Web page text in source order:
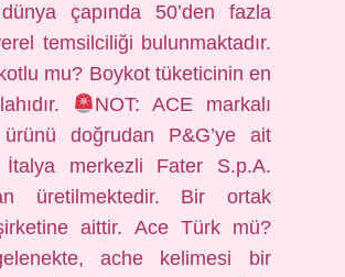
çapında 50’den fazla
temsilciliği bulunmaktadır.
mu? Boykot tüketicinin en
NOT: ACE markalı
doğrudan P&G’ye ait
İtalya merkezli Fater S.p.A.
üretilmektedir. Bir ortak
aittir. Ace Türk mü?
ache kelimesi bir